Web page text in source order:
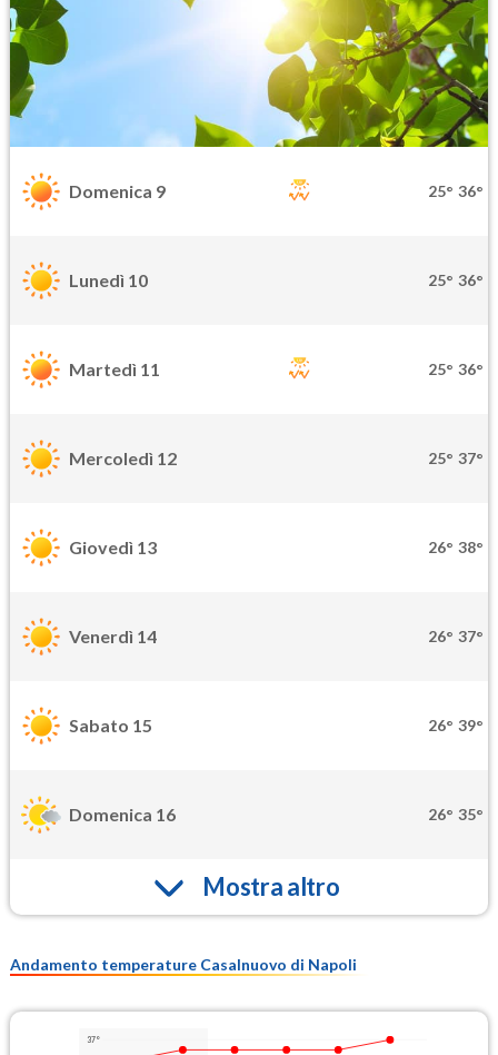
Domenica 9 25° 36°
Lunedì 10 25° 36°
Martedì 11 25° 36°
Mercoledì 12 25° 37°
Giovedì 13 26° 38°
Venerdì 14 26° 37°
Sabato 15 26° 39°
Domenica 16 26° 35°
Mostra altro
Andamento temperature Casalnuovo di Napoli
37°